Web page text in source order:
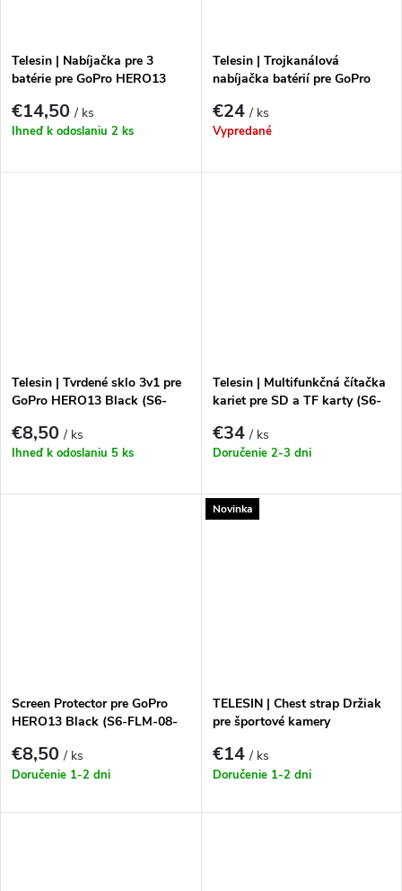
Telesin | Nabíjačka pre 3
batérie pre GoPro HERO13
€14,50/ ks
Ihneď k odoslaniu 2 ks
Telesin | Trojkanálová
nabíjačka batérií pre GoPro
TGP)
€24/ ks
Vypredané
Telesin | Tvrdené sklo 3v1 pre
GoPro HERO13 Black (S6-
€8,50/ ks
Ihneď k odoslaniu 5 ks
Telesin | Multifunkčná čítačka
kariet pre SD a TF karty (S6-
€34/ ks
Doručenie 2-3 dni
Screen Protector pre GoPro
HERO13 Black (S6-FLM-08-
€8,50/ ks
Doručenie 1-2 dni
Novinka
TELESIN | Chest strap Držiak
pre športové kamery
€14/ ks
Doručenie 1-2 dni